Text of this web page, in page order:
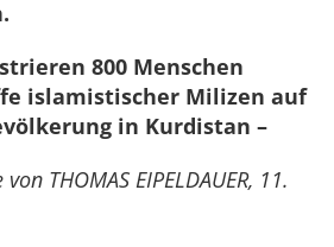
800 Menschen
islamistischer Milizen auf
in Kurdistan –
THOMAS EIPELDAUER, 11.